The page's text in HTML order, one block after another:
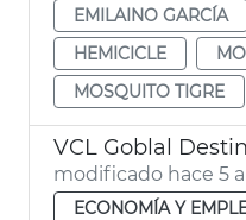
EMILAINO GARCÍA
HEMICICLE
MOSQUITO TIGRE
VCL Goblal
modificado hace 5
ECONOMÍA Y